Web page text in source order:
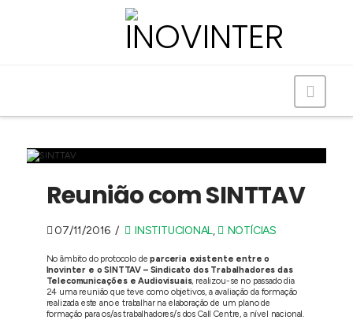
Reunião com SINTTAV
07/11/2016 INSTITUCIONAL, NOTÍCIAS
No âmbito do protocolo deparceria existente entre o
Inovinter e o SINTTAV – Sindicato dos Trabalhadores das
Telecomunicações e Audiovisuais, realizou-se no passado dia
24 uma reunião que teve como objetivos, a avaliação da formação
realizada este ano e trabalhar na elaboração de um plano de
formação para os/as trabalhadores/s dos Call Centre, a nível nacional.